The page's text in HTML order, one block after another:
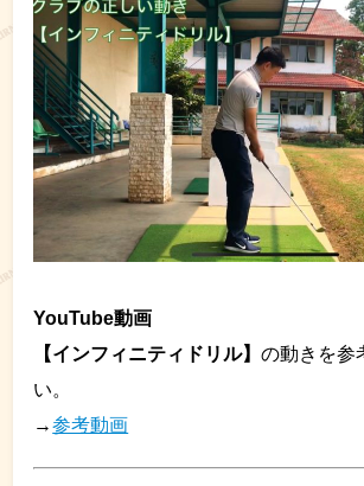
YouTube動画
【インフィニティドリル】の動きを参
い。
→参考動画